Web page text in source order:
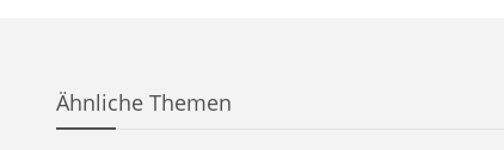
Ähnliche Themen